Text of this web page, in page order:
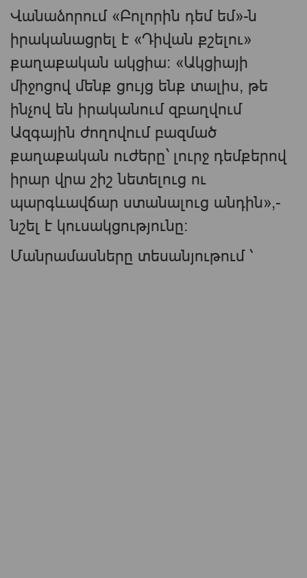
Վանաձորում «Բոլորին դեմ եմ»-ն
իրականացրել է «Դիվան քշելու»
քաղաքական ակցիա։ «Ակցիայի
միջոցով մենք ցույց ենք տալիս, թե
ինչով են իրականում զբաղվում
Ազգային ժողովում բազմած
քաղաքական ուժերը` լուրջ դեմքերով
իրար վրա շիշ նետելուց ու
պարգևավճար ստանալուց անդին»,-
նշել է կուսակցությունը։
Մանրամասները տեսանյութում ՝